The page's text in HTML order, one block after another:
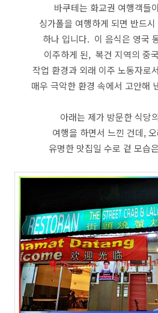
바쿠테는 화교권 여행객들
싱가폴을 여행하게 되면 반드
하나 입니다. 이 음식은 영국
이주하게 된, 복건 지역의 중
작업 환경과 외래 이주 노동자로
매우 극악한 환경 속에서 고안해
아래는 제가 방문한 식당
여행을 하면서 느낀 건데,
유명한 맛집일 수로 겉 모습